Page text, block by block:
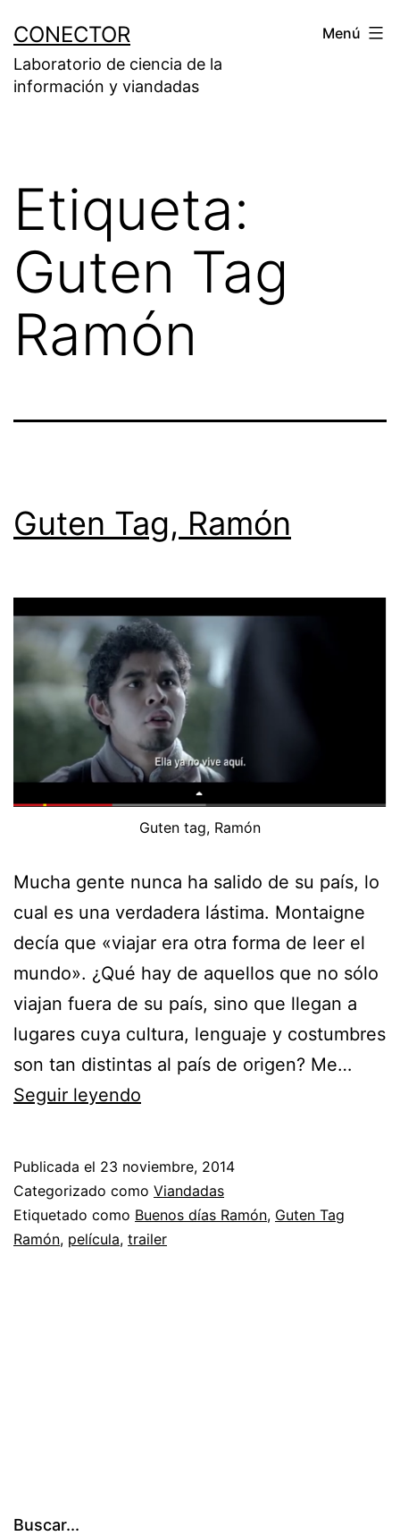
contenido
CONECTOR
Laboratorio de ciencia de la
información y viandadas
Menú
Etiqueta:
Guten Tag
Ramón
Guten Tag, Ramón
Guten tag, Ramón
Mucha gente nunca ha salido de su país, lo
cual es una verdadera lástima. Montaigne
decía que «viajar era otra forma de leer el
mundo». ¿Qué hay de aquellos que no sólo
viajan fuera de su país, sino que llegan a
lugares cuya cultura, lenguaje y costumbres
son tan distintas al país de origen? Me…
Seguir leyendo
Publicada el 23 noviembre, 2014
Categorizado como Viandadas
Etiquetado como Buenos días Ramón, Guten Tag
Ramón, película, trailer
Buscar...